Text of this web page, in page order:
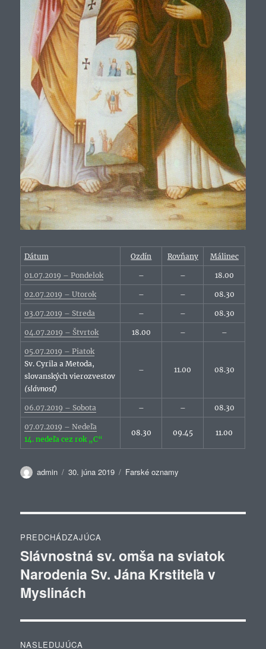
Dátum Ozdín Rovňany Málinec
01.07.2019 – Pondelok – – 18.00
02.07.2019 – Utorok – – 08.30
03.07.2019 – Streda – – 08.30
04.07.2019 – Štvrtok 18.00 – –
05.07.2019 – Piatok
Sv. Cyrila a Metoda,
slovanských vierozvestov
(slávnosť)
– 11.00 08.30
06.07.2019 – Sobota – – 08.30
07.07.2019 – Nedeľa
14. nedeľa cez rok „C“
08.30 09.45 11.00
Autor
admin Publikované
30. júna 2019 Kategórie
Farské oznamy
v
článku
PREDCHÁDZAJÚCA
Predchádzajúci
článok:
Slávnostná sv. omša na sviatok
Narodenia Sv. Jána Krstiteľa v
Myslinách
NASLEDUJÚCA